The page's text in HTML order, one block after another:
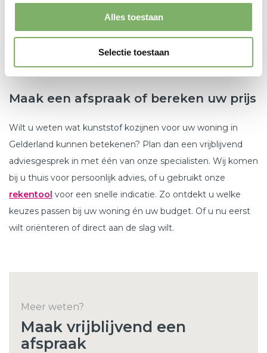
Alles toestaan
Selectie toestaan
isolatiewaarden, luchtdichtheid en strakke afwerking. U
hoeft niets zelf te regelen: van demontage tot oplevering
nemen wij alles uit handen. En met 10 jaar garantie op
product én montage, zit u altijd goed.
Maak een afspraak of bereken uw prijs
Wilt u weten wat kunststof kozijnen voor uw woning in
Gelderland kunnen betekenen? Plan dan een vrijblijvend
adviesgesprek in met één van onze specialisten. Wij komen
bij u thuis voor persoonlijk advies, of u gebruikt onze
rekentool voor een snelle indicatie. Zo ontdekt u welke
keuzes passen bij uw woning én uw budget. Of u nu eerst
wilt oriënteren of direct aan de slag wilt.
Meer weten?
Maak vrijblijvend een
afspraak